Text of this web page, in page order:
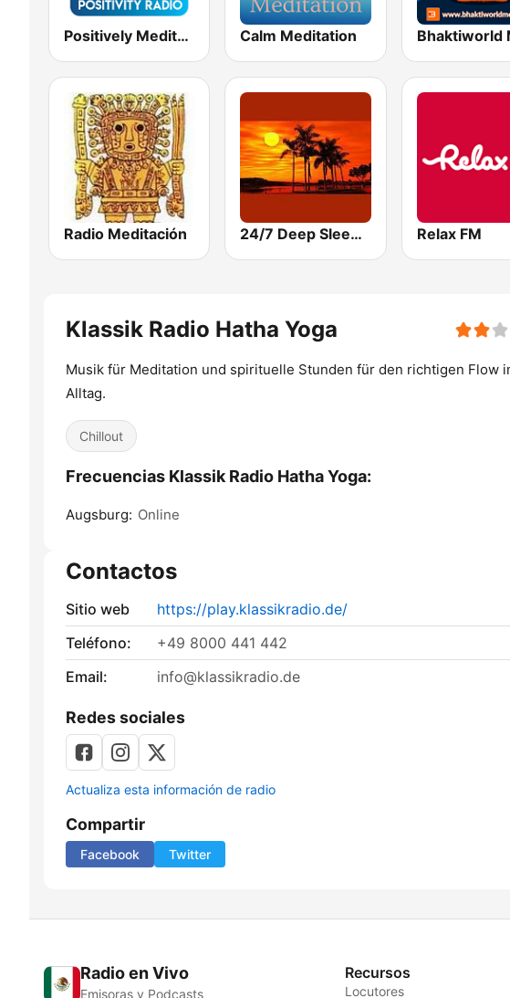
Positively Meditation Calm Meditation
Radio Meditación 24/7 Deep Sleep Music Relaxing Music Insomnia Sleep Relaxing Music Study Sleep Meditation Relax FM
Klassik Radio Hatha Yoga
Musik für Meditation und spirituelle Stunden für den richtigen Flow
Alltag.
Chillout
Frecuencias Klassik Radio Hatha Yoga:
Augsburg: Online
Contactos
Sitio web
https://play.klassikradio.de/
Teléfono:
+49 8000 441 442
Email:
info@klassikradio.de
Redes sociales
Actualiza esta información de radio
Compartir
Facebook Twitter
Radio en Vivo
Emisoras y Podcasts
Recursos
Locutores